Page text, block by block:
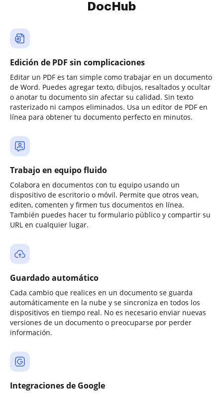
DocHub
Edición de PDF sin complicaciones
Editar un PDF es tan simple como trabajar en un documento
de Word. Puedes agregar texto, dibujos, resaltados y ocultar
o anotar tu documento sin afectar su calidad. Sin texto
rasterizado ni campos eliminados. Usa un editor de PDF en
línea para obtener tu documento perfecto en minutos.
Trabajo en equipo fluido
Colabora en documentos con tu equipo usando un
dispositivo de escritorio o móvil. Permite que otros vean,
editen, comenten y firmen tus documentos en línea.
También puedes hacer tu formulario público y compartir su
URL en cualquier lugar.
Guardado automático
Cada cambio que realices en un documento se guarda
automáticamente en la nube y se sincroniza en todos los
dispositivos en tiempo real. No es necesario enviar nuevas
versiones de un documento o preocuparse por perder
información.
Integraciones de Google